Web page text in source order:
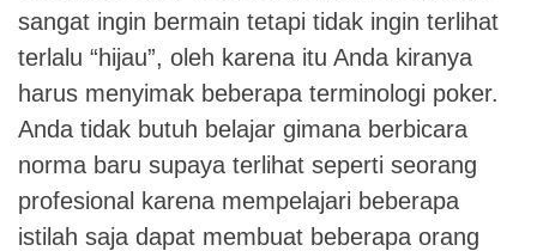
sangat ingin bermain tetapi tidak ingin terlihat
terlalu “hijau”, oleh karena itu Anda kiranya
harus menyimak beberapa terminologi poker.
Anda tidak butuh belajar gimana berbicara
norma baru supaya terlihat seperti seorang
profesional karena mempelajari beberapa
istilah saja dapat membuat beberapa orang